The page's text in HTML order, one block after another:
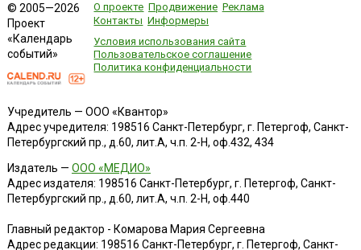
© 2005—2026
Проект
«Календарь
событий»
О проекте Продвижение Реклама
Контакты Информеры
Условия использования сайта
Пользовательское соглашение
Политика конфиденциальности
Учредитель — ООО «Квантор»
Адрес учредителя: 198516 Санкт-Петербург, г. Петергоф, Санкт-
Петербургский пр., д.60, лит.А, ч.п. 2-Н, оф.432, 434
Издатель — ООО «МЕДИО»
Адрес издателя: 198516 Санкт-Петербург, г. Петергоф, Санкт-
Петербургский пр., д.60, лит.А, ч.п. 2-Н, оф.440
Главный редактор - Комарова Мария Сергеевна
Адрес редакции: 198516 Санкт-Петербург, г. Петергоф, Санкт-